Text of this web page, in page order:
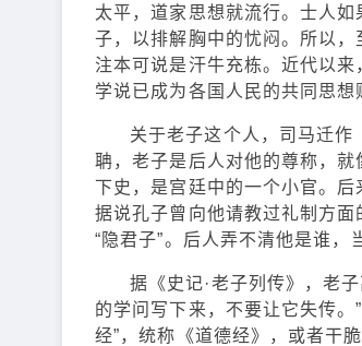
太平，道家思想就流行。士人
子，以排解胸中的忧闷。所以
注本可说是汗牛充栋。近代以
学说已成为各国人民的共同思想
关于老子这个人，司马迁
聃，老子是后人对他的尊称，
下史，是宫廷中的一个小官。
据说孔子曾向他请教过礼制方
“隐君子”。后人弄不清他是谁，
据《史记·老子列传》，老
的学问写下来，不要让它失传。
经”，统称《道德经》，或者干